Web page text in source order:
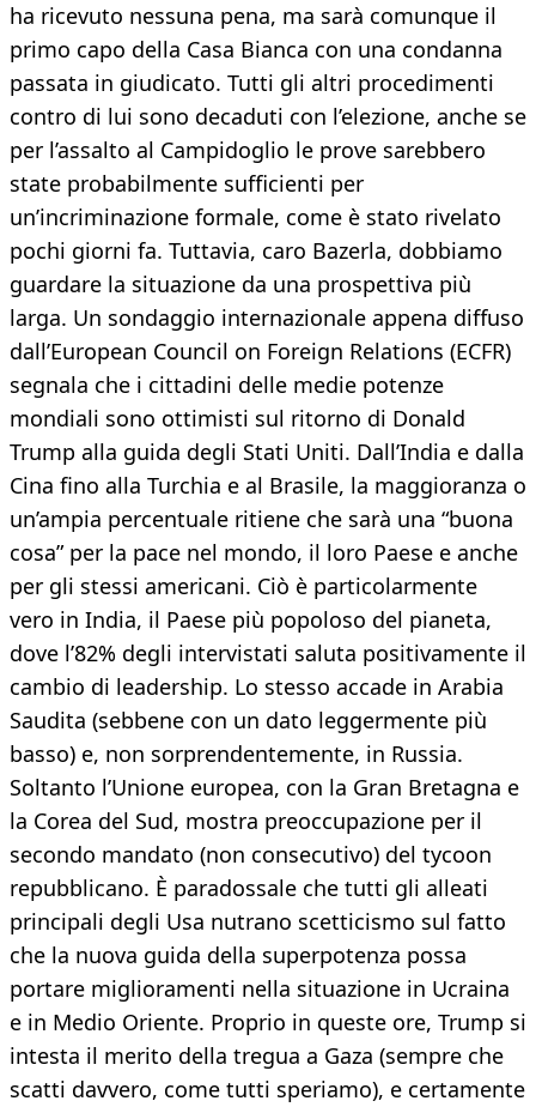
ha ricevuto nessuna pena, ma sarà comunque il
primo capo della Casa Bianca con una condanna
passata in giudicato. Tutti gli altri procedimenti
contro di lui sono decaduti con l’elezione, anche se
per l’assalto al Campidoglio le prove sarebbero
state probabilmente sufficienti per
un’incriminazione formale, come è stato rivelato
pochi giorni fa. Tuttavia, caro Bazerla, dobbiamo
guardare la situazione da una prospettiva più
larga. Un sondaggio internazionale appena diffuso
dall’European Council on Foreign Relations (ECFR)
segnala che i cittadini delle medie potenze
mondiali sono ottimisti sul ritorno di Donald
Trump alla guida degli Stati Uniti. Dall’India e dalla
Cina fino alla Turchia e al Brasile, la maggioranza o
un’ampia percentuale ritiene che sarà una “buona
cosa” per la pace nel mondo, il loro Paese e anche
per gli stessi americani. Ciò è particolarmente
vero in India, il Paese più popoloso del pianeta,
dove l’82% degli intervistati saluta positivamente il
cambio di leadership. Lo stesso accade in Arabia
Saudita (sebbene con un dato leggermente più
basso) e, non sorprendentemente, in Russia.
Soltanto l’Unione europea, con la Gran Bretagna e
la Corea del Sud, mostra preoccupazione per il
secondo mandato (non consecutivo) del tycoon
repubblicano. È paradossale che tutti gli alleati
principali degli Usa nutrano scetticismo sul fatto
che la nuova guida della superpotenza possa
portare miglioramenti nella situazione in Ucraina
e in Medio Oriente. Proprio in queste ore, Trump si
intesta il merito della tregua a Gaza (sempre che
scatti davvero, come tutti speriamo), e certamente